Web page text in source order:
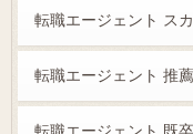
転職エージェント ス
転職エージェント 推